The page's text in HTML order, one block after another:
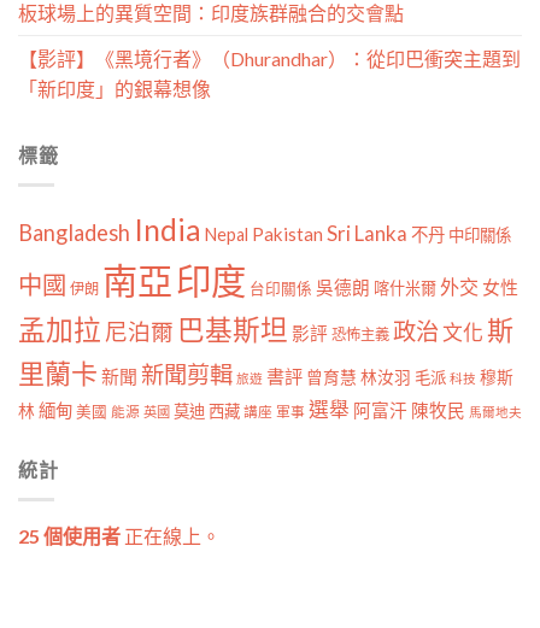
板球場上的異質空間：印度族群融合的交會點
【影評】《黑境行者》（Dhurandhar）：從印巴衝突主題到
「新印度」的銀幕想像
標籤
Bangladesh India Nepal Pakistan Sri Lanka 不丹 中印關係
中國 伊朗 南亞印度 台印關係 吳德朗 喀什米爾外交 女性
孟加拉 尼泊爾 巴基斯坦 影評 恐怖主義 政治文化斯
里蘭卡 新聞 新聞剪輯 旅遊 書評 曾育慧 林汝羽 毛派 科技 穆斯
林 緬甸 美國 能源 英國 莫迪 西藏 講座 軍事 選舉 阿富汗 陳牧民 馬爾地夫
統計
25 個使用者 正在線上。